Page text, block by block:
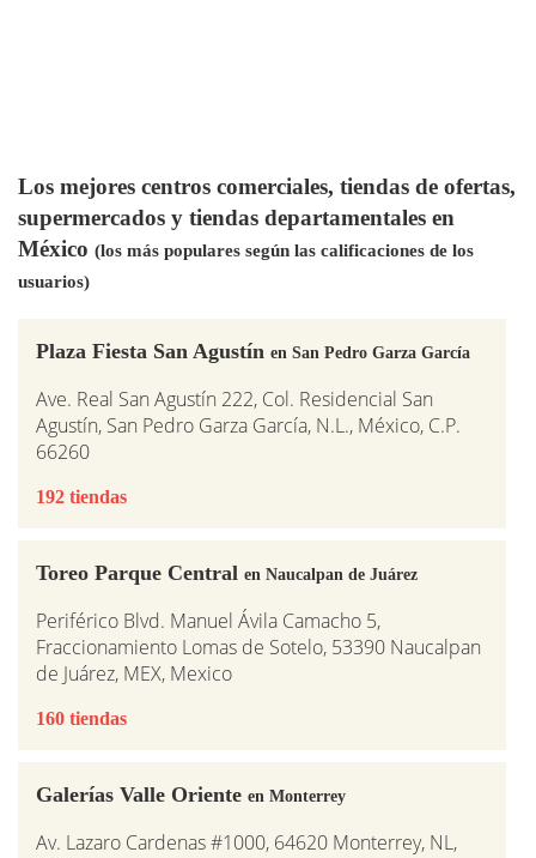
Los mejores centros comerciales, tiendas de ofertas,
supermercados y tiendas departamentales en
México (los más populares según las calificaciones de los
usuarios)
Plaza Fiesta San Agustín en San Pedro Garza García
Ave. Real San Agustín 222, Col. Residencial San
Agustín, San Pedro Garza García, N.L., México, C.P.
66260
192 tiendas
Toreo Parque Central en Naucalpan de Juárez
Periférico Blvd. Manuel Ávila Camacho 5,
Fraccionamiento Lomas de Sotelo, 53390 Naucalpan
de Juárez, MEX, Mexico
160 tiendas
Galerías Valle Oriente en Monterrey
Av. Lazaro Cardenas #1000, 64620 Monterrey, NL,